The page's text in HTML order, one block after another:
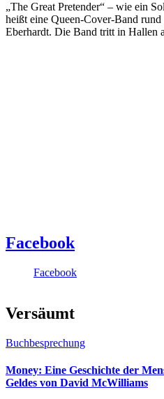
„The Great Pretender“ – wie ein Solo-Titel von Freddie Mercury –
heißt eine Queen-Cover-Band rund
Eberhardt. Die Band tritt in Hallen
Facebook
Facebook
Versäumt
Buchbesprechung
Money: Eine Geschichte der
Geldes von David McWilliams